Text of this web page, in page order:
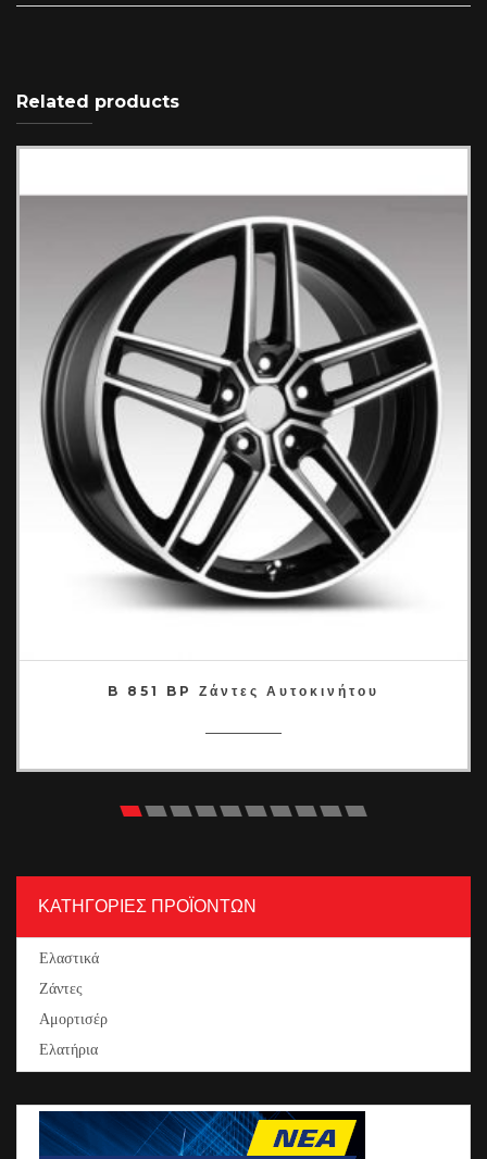
Related products
B 851 BP Ζάντες Αυτοκινήτου
ΚΑΤΗΓΟΡΙΕΣ ΠΡΟΪΟΝΤΩΝ
Ελαστικά
Ζάντες
Αμορτισέρ
Ελατήρια